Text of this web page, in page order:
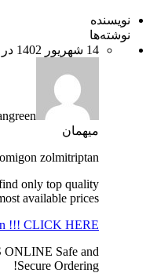
نویسنده
نوشته‌ها
14 شهریور 1402 در 3:53 ب.ظ
میهمان
zolmitriptan
only top quality
available prices.
!!! CLICK HERE!
ONLINE Safe and
Secure Ordering!